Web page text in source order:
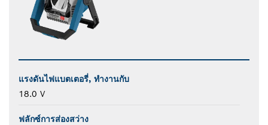
แรงดันไฟแบตเตอรี่, ทำงานกับ
18.0 V
ฟลักซ์การส่องสว่าง